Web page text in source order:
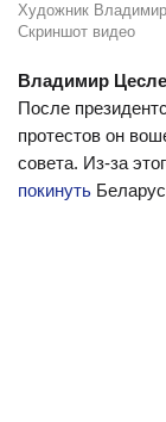
Художник
Скриншот видео
Владимир
После
протестов он
совета. Из-за
покинуть